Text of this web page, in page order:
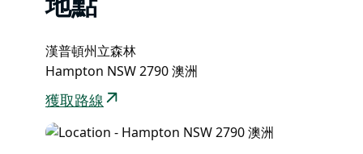
地點
漢普頓州立森林
Hampton NSW 2790 澳洲
獲取路線